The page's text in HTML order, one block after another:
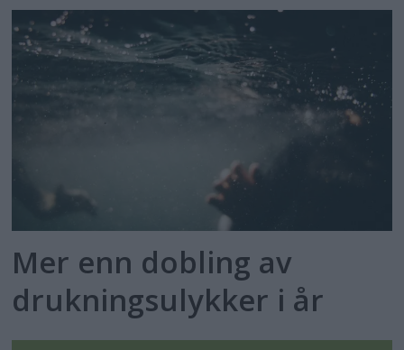
Mer enn dobling av
drukningsulykker i år